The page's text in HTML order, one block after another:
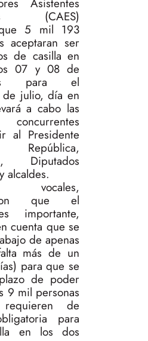
Asistentes
(CAES)
5 mil 193
aceptaran ser
de casilla en
07 y 08 de
para el
de julio, día en
a cabo las
concurrentes
al Presidente
Diputados
alcaldes.
vocales,
que el
importante,
cuenta que se
de apenas
más de un
para que se
de poder
9 mil personas
de
para
en los dos